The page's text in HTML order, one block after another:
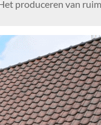
produceren van